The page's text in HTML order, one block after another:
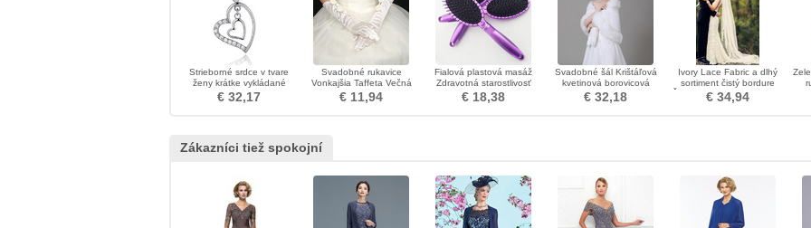
Strieborné srdce v tvare
ženy krátke vykládané
diamantový náhrdelník
€ 32,17
Svadobné rukavice
Vonkajšia Taffeta Večná
kravata
€ 11,94
Fialová plastová masáž
Zdravotná starostlivosť
Oválna malá ozdoba
€ 18,38
Svadobné šál Krištáľová
kvetinová borovicová
romantická izba
€ 32,18
Ivory Lace Fabric a dlhý
sortiment čistý bordure
Čipka vysoko kvalitný závoj
€ 34,94
Zákazníci tiež spokojní